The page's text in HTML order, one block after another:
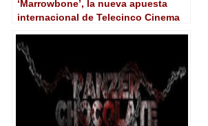
‘Marrowbone’, la nueva apuesta
internacional de Telecinco Cinema